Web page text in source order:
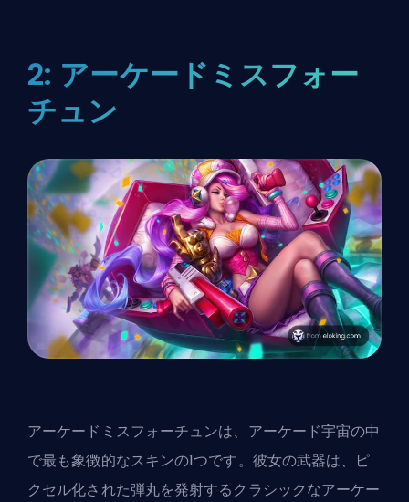
2: アーケードミスフォー
チュン
アーケードミスフォーチュンは、アーケード宇宙の中
で最も象徴的なスキンの1つです。彼女の武器は、ピ
クセル化された弾丸を発射するクラシックなアーケー